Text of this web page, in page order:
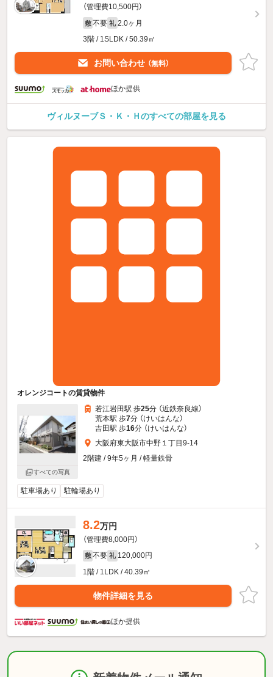
（管理費10,500円）
敷 不要 礼 2.0ヶ月
3階 / 1SLDK / 50.39㎡
お問い合わせ （無料）
ほか提供
ヴィルヌーブＳ・Ｋ・Ｈのすべての部屋を見る
オレンジコートの賃貸物件
すべての写真
若江岩田駅 歩25分 （近鉄奈良線）
荒本駅 歩7分 （けいはんな）
吉田駅 歩16分 （けいはんな）
大阪府東大阪市中野１丁目9-14
2階建 / 9年5ヶ月 / 軽量鉄骨
駐車場あり 駐輪場あり
8.2万円
（管理費8,000円）
敷 不要 礼 120,000円
1階 / 1LDK / 40.39㎡
物件詳細を見る
ほか提供